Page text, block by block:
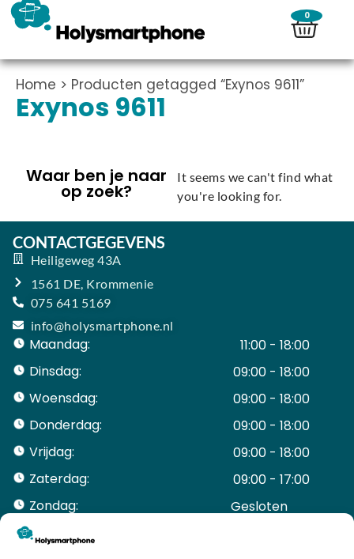
0
Home > Producten getagged “Exynos 9611”
Exynos 9611
Waar ben je naar
op zoek?
It seems we can't find what
you're looking for.
CONTACTGEGEVENS
Heiligeweg 43A
1561 DE, Krommenie
075 641 5169
info@holysmartphone.nl
Maandag:
11:00 - 18:00
Dinsdag:
09:00 - 18:00
Woensdag:
09:00 - 18:00
Donderdag:
09:00 - 18:00
Vrijdag:
09:00 - 18:00
Zaterdag:
09:00 - 17:00
Zondag:
Gesloten ​ ​ ​ ​ ​ ​ ​
ACCOUNT
Mijn Account